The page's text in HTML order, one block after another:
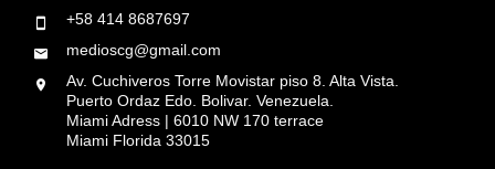
+58 414 8687697
medioscg@gmail.com
Av. Cuchiveros Torre Movistar piso 8. Alta Vista.
Puerto Ordaz Edo. Bolivar. Venezuela.
Miami Adress | 6010 NW 170 terrace
Miami Florida 33015